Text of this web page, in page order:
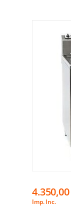
4.350,00
Imp. Inc.